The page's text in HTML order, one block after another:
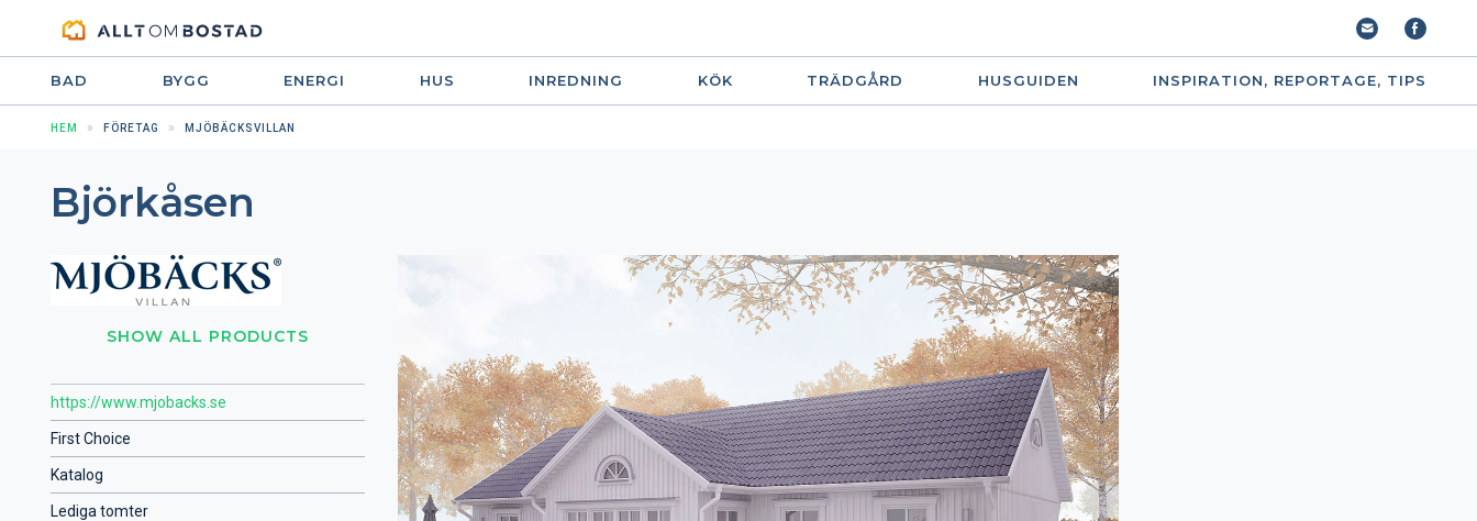
BAD BYGG ENERGI HUS INREDNING KÖK TRÄDGÅRD HUSGUIDEN INSPIRATION, REPORTAGE, TIPS
HEM FÖRETAG MJÖBÄCKSVILLAN
Björkåsen
SHOW ALL PRODUCTS
https://www.mjobacks.se
First Choice
Katalog
Lediga tomter